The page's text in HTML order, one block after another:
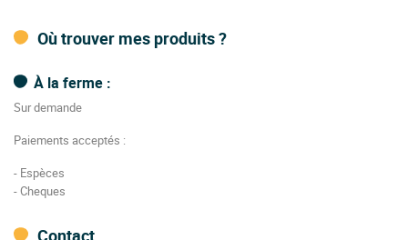
Où trouver mes produits ?
À la ferme :
Sur demande
Paiements acceptés :
- Espèces
- Cheques